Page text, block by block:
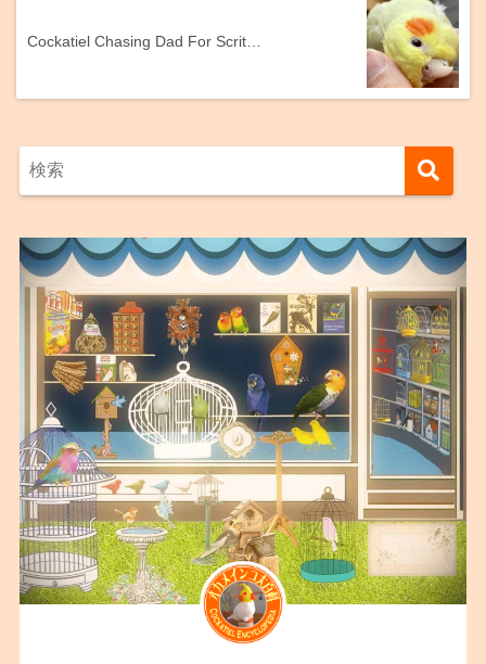
Cockatiel Chasing Dad For Scrit…